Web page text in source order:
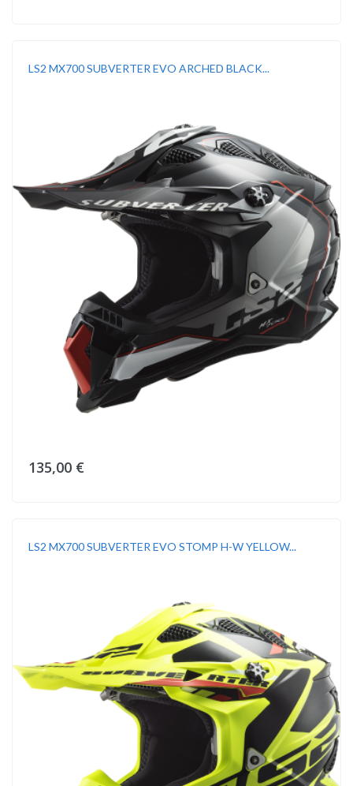
LS2 MX700 SUBVERTER EVO ARCHED BLACK...
135,00 €
LS2 MX700 SUBVERTER EVO STOMP H-W YELLOW...